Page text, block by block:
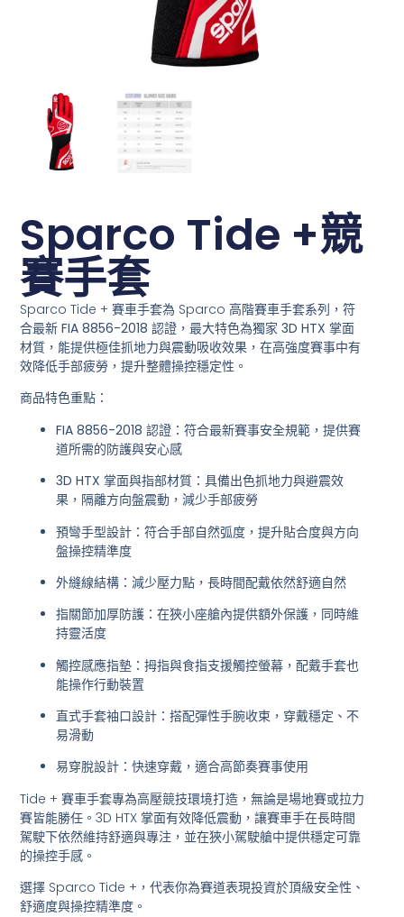
Sparco Tide +競
賽手套
Sparco Tide + 賽車手套為 Sparco 高階賽車手套系列，符
合最新FIA 8856-2018 認證，最大特色為獨家3D HTX 掌面
材質 ，能提供極佳抓地力與震動吸收效果，在高強度賽事中有
效降低手部疲勞，提升整體操控穩定性。
商品特色重點：
FIA 8856-2018 認證 ：符合最新賽事安全規範，提供賽
道所需的防護與安心感
3D HTX 掌面與指部材質 ：具備出色抓地力與避震效
果，隔離方向盤震動，減少手部疲勞
預彎手型設計 ：符合手部自然弧度，提升貼合度與方向
盤操控精準度
外縫線結構 ：減少壓力點，長時間配戴依然舒適自然
指關節加厚防護 ：在狹小座艙內提供額外保護，同時維
持靈活度
觸控感應指墊 ：拇指與食指支援觸控螢幕，配戴手套也
能操作行動裝置
直式手套袖口設計 ：搭配彈性手腕收束，穿戴穩定、不
易滑動
易穿脫設計 ：快速穿戴，適合高節奏賽事使用
Tide + 賽車手套專為高壓競技環境打造，無論是場地賽或拉力
賽皆能勝任。3D HTX 掌面有效降低震動，讓賽車手在長時間
駕駛下依然維持舒適與專注，並在狹小駕駛艙中提供穩定可靠
的操控手感。
選擇 Sparco Tide +，代表你為賽道表現投資於頂級安全性、
舒適度與操控精準度 。